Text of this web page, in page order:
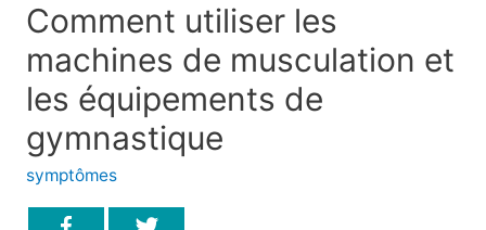
Comment utiliser les
machines de musculation et
les équipements de
gymnastique
symptômes